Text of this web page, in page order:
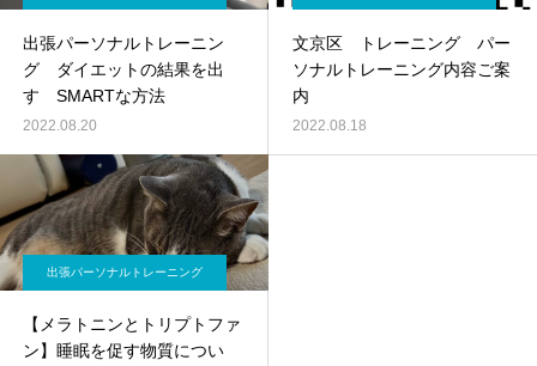
出張パーソナルトレーニン
グ ダイエットの結果を出
す SMARTな方法
2022.08.20
文京区 トレーニング パー
ソナルトレーニング内容ご案
内
2022.08.18
出張パーソナルトレーニング
【メラトニンとトリプトファ
ン】睡眠を促す物質につい